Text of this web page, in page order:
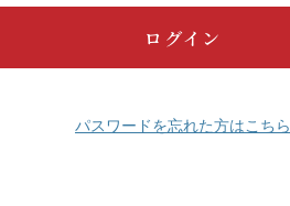
パスワードを忘れた方はこちら